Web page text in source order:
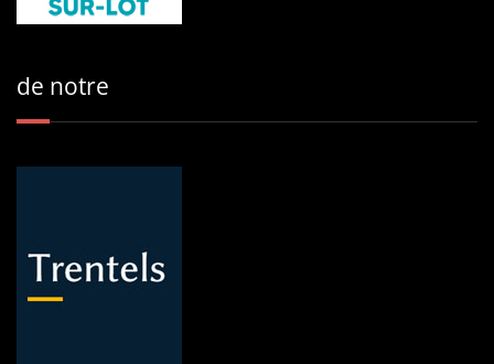
de notre